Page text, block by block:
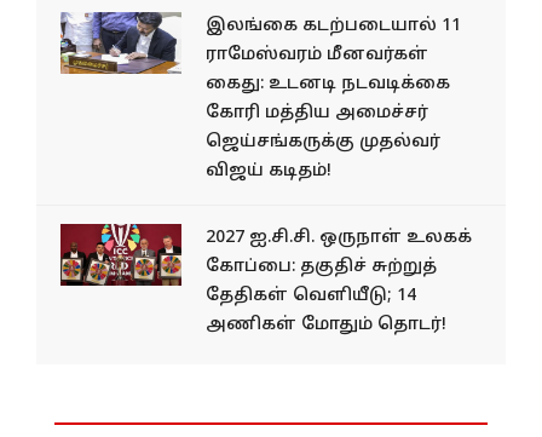
இலங்கை கடற்படையால் 11
ராமேஸ்வரம் மீனவர்கள்
கைது: உடனடி நடவடிக்கை
கோரி மத்திய அமைச்சர்
ஜெய்சங்கருக்கு முதல்வர்
விஜய் கடிதம்!
2027 ஐ.சி.சி. ஒருநாள் உலகக்
கோப்பை: தகுதிச் சுற்றுத்
தேதிகள் வெளியீடு; 14
அணிகள் மோதும் தொடர்!